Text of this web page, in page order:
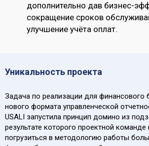
дополнительно дав бизнес-
сокращение сроков
улучшение учёта оплат.
Уникальность проекта
Задача по реализации для финансового
нового формата управленческой
USALI запустила принцип домино из
результате которого проектной
погрузиться в методологию работы